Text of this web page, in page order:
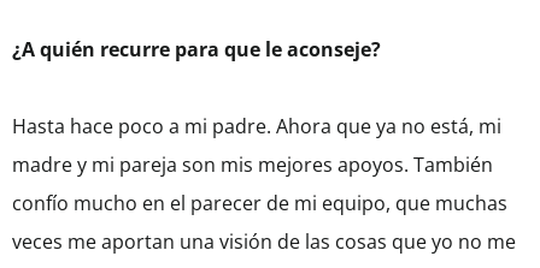
¿A quién recurre para que le aconseje?
Hasta hace poco a mi padre. Ahora que ya no está, mi
madre y mi pareja son mis mejores apoyos. También
confío mucho en el parecer de mi equipo, que muchas
veces me aportan una visión de las cosas que yo no me